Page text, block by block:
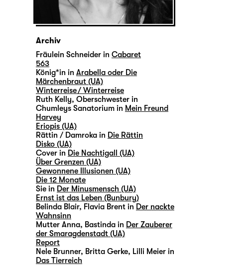
Archiv
Fräulein Schneider in Cabaret
563
König*in in Arabella oder Die
Märchenbraut (UA)
Winterreise / Winterreise
Ruth Kelly, Oberschwester in
Chumleys Sanatorium in Mein Freund
Harvey
Eriopis (UA)
Rättin / Damroka in Die Rättin
Disko (UA)
Cover in Die Nachtigall (UA)
Über Grenzen (UA)
Gewonnene Illusionen (UA)
Die 12 Monate
Sie in Der Minusmensch (UA)
Ernst ist das Leben (Bunbury)
Belinda Blair, Flavia Brent in Der nackte
Wahnsinn
Mutter Anna, Bastinda in Der Zauberer
der Smaragdenstadt (UA)
Report
Nele Brunner, Britta Gerke, Lilli Meier in
Das Tierreich